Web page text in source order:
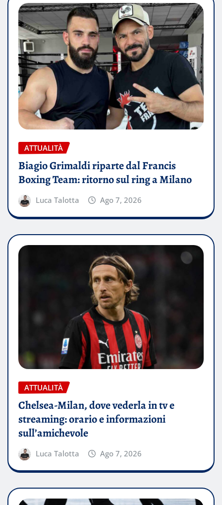
ATTUALITÀ
Biagio Grimaldi riparte dal Francis
Boxing Team: ritorno sul ring a Milano
Luca Talotta Ago 7, 2026
ATTUALITÀ
Chelsea-Milan, dove vederla in tv e
streaming: orario e informazioni
sull’amichevole
Luca Talotta Ago 7, 2026